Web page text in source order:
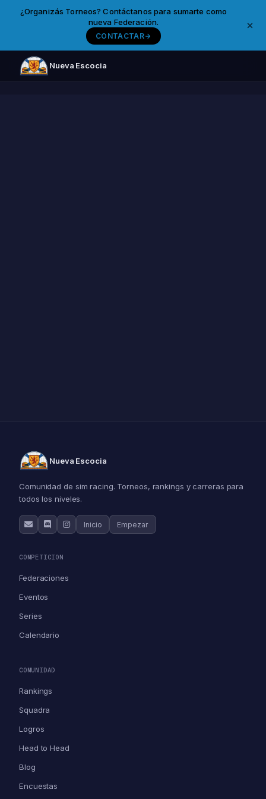
¿Organizás Torneos? Contáctanos para sumarte como
nueva Federación.
CONTACTAR
Nueva Escocia
Nueva Escocia
Comunidad de sim racing. Torneos, rankings y carreras para
todos los niveles.
Inicio Empezar
COMPETICION
Federaciones
Eventos
Series
Calendario
COMUNIDAD
Rankings
Squadra
Logros
Head to Head
Blog
Encuestas